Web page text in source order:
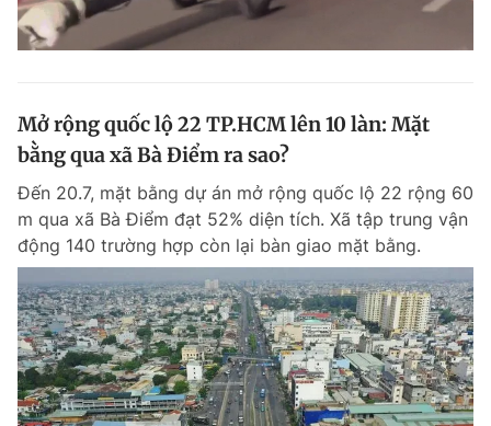
Mở rộng quốc lộ 22 TP.HCM lên 10 làn: Mặt
bằng qua xã Bà Điểm ra sao?
Đến 20.7, mặt bằng dự án mở rộng quốc lộ 22 rộng 60
m qua xã Bà Điểm đạt 52% diện tích. Xã tập trung vận
động 140 trường hợp còn lại bàn giao mặt bằng.